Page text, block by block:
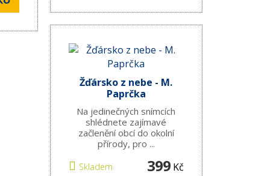
Žďársko z nebe - M.
Paprčka
Na jedinečných snímcích
shlédnete zajímavé
začlenění obcí do okolní
přírody, pro ...
Skladem 399Kč